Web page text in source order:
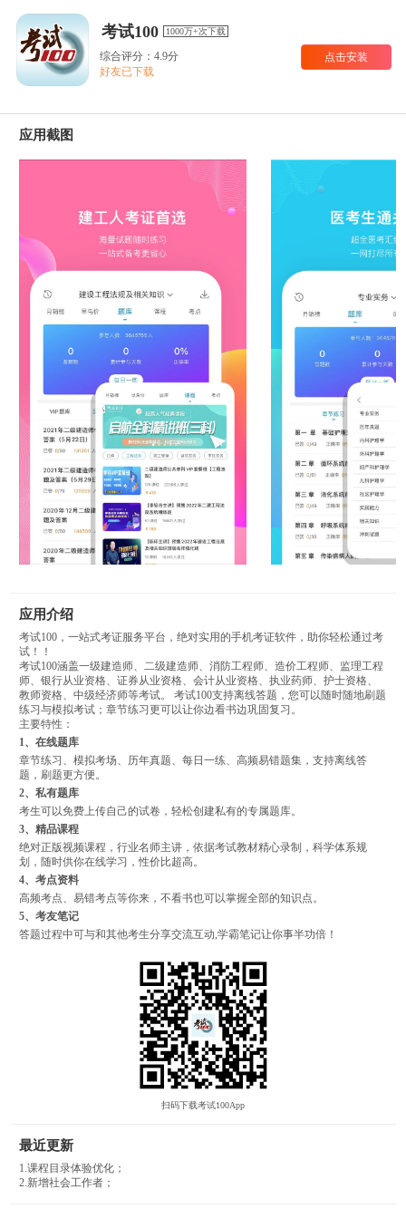
考试100 1000万+次下载
综合评分：4.9分
好友已下载
点击安装
应用截图
应用介绍
考试100，一站式考证服务平台，绝对实用的手机考证软件，助你轻松通过考
试！！
考试100涵盖一级建造师、二级建造师、消防工程师、造价工程师、监理工程
师、银行从业资格、证券从业资格、会计从业资格、执业药师、护士资格、
教师资格、中级经济师等考试。 考试100支持离线答题，您可以随时随地刷题
练习与模拟考试；章节练习更可以让你边看书边巩固复习。
主要特性：
1、在线题库
章节练习、模拟考场、历年真题、每日一练、高频易错题集，支持离线答
题，刷题更方便。
2、私有题库
考生可以免费上传自己的试卷，轻松创建私有的专属题库。
3、精品课程
绝对正版视频课程，行业名师主讲，依据考试教材精心录制，科学体系规
划，随时供你在线学习，性价比超高。
4、考点资料
高频考点、易错考点等你来，不看书也可以掌握全部的知识点。
5、考友笔记
答题过程中可与和其他考生分享交流互动,学霸笔记让你事半功倍！
扫码下载考试100App
最近更新
1.课程目录体验优化；
2.新增社会工作者；